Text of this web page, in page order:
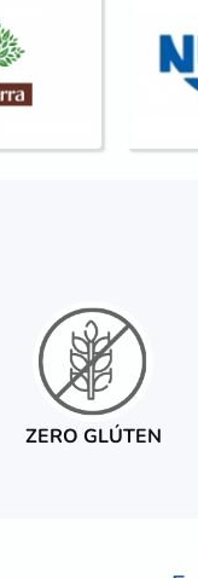
ZERO GLÚTEN